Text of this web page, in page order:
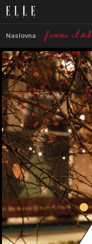
Naslovna